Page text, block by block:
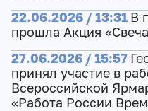
22.06.2026 / 13:31 В
прошла Акция
27.06.2026 / 15:57
принял участие в
Всероссийской
«Работа России